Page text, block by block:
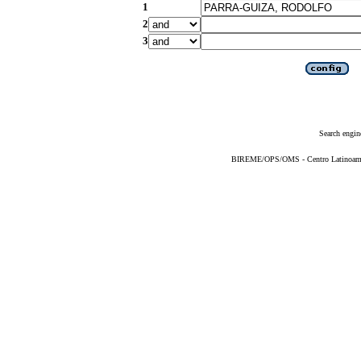
1
2
3
Search
BIREME/OPS/OMS - Centro